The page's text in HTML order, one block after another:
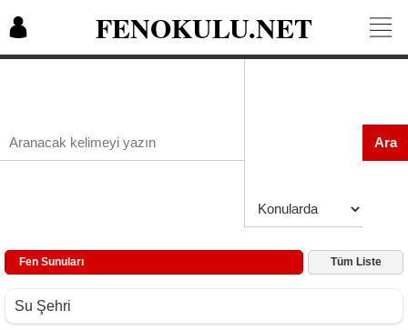
FENOKULU.NET
Ara
Fen Sunuları Tüm Liste
Su Şehri